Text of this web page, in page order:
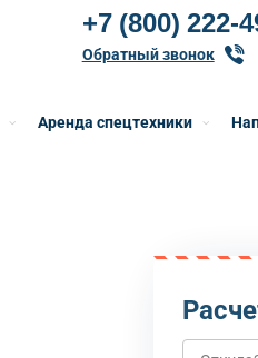
+7 (800) 222-
Обратный звонок
Аренда спецтехники